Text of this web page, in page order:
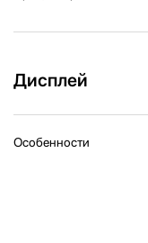
Дисплей
Особенности